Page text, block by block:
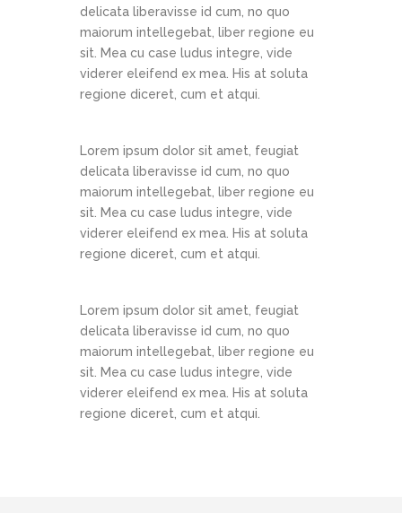
delicata liberavisse id cum, no quo
maiorum intellegebat, liber regione eu
sit. Mea cu case ludus integre, vide
viderer eleifend ex mea. His at soluta
regione diceret, cum et atqui.
Lorem ipsum dolor sit amet, feugiat
delicata liberavisse id cum, no quo
maiorum intellegebat, liber regione eu
sit. Mea cu case ludus integre, vide
viderer eleifend ex mea. His at soluta
regione diceret, cum et atqui.
Lorem ipsum dolor sit amet, feugiat
delicata liberavisse id cum, no quo
maiorum intellegebat, liber regione eu
sit. Mea cu case ludus integre, vide
viderer eleifend ex mea. His at soluta
regione diceret, cum et atqui.